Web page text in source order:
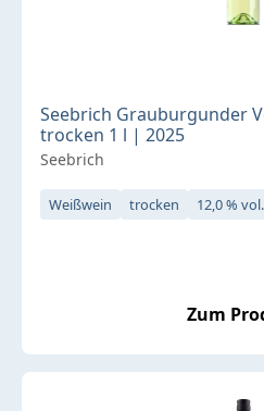
Seebrich Grauburgunder
trocken 1 l | 2025
Seebrich
Weißwein trocken 12,0 % vol.
Zum